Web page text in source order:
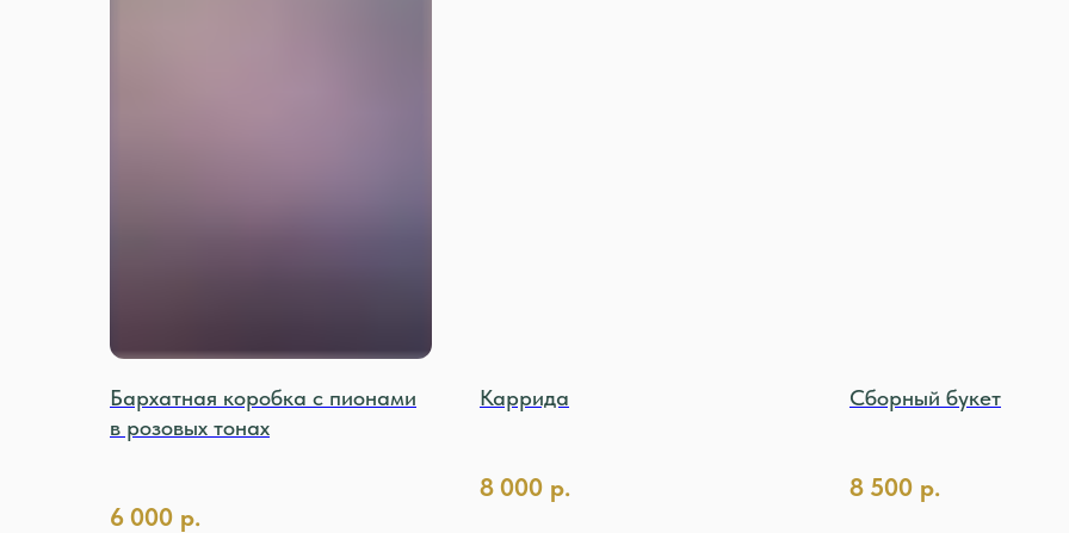
Бархатная коробка с пионами
в розовых тонах
6 000 р.
Каррида
8 000 р.
Сборный букет
8 500 р.